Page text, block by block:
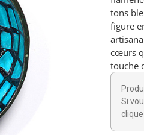
tons
figure
cœurs
touche
Si